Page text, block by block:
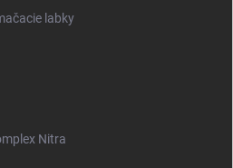
labky
Nitra